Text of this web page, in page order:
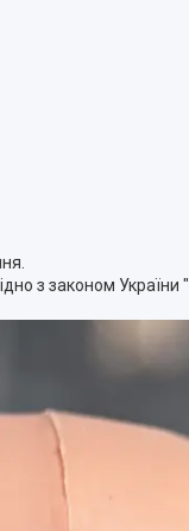
з законом України "